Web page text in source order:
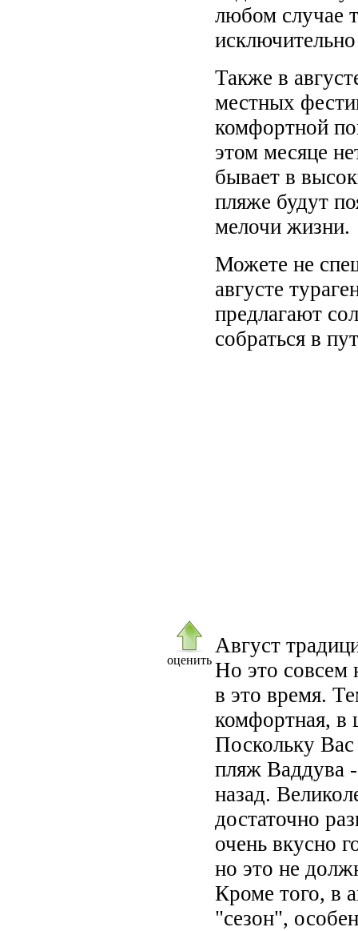
любом случае
Также в
местных
комфортной
этом месяце
бывает в
пляже будут
мелочи жизни.
Можете не
августе
предлагают
собраться в
оценить
Август
Но это совсем
в это время.
комфортная, в
Поскольку
пляж Ваддува
назад.
достаточно
очень вкусно
но это не
Кроме того, в
"сезон",